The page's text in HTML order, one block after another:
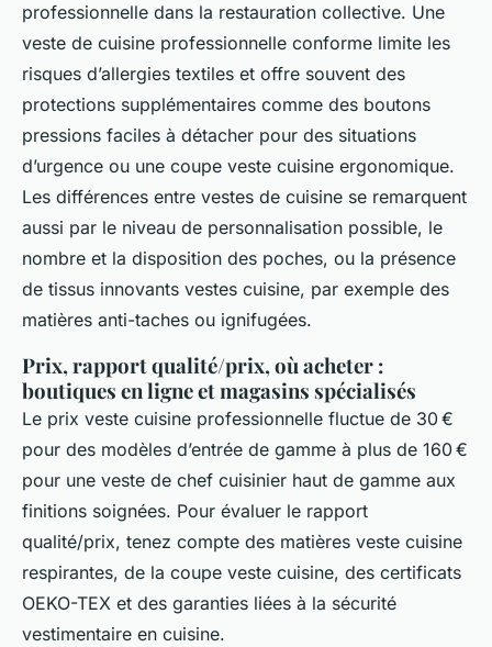
professionnelle dans la restauration collective. Une
veste de cuisine professionnelle conforme limite les
risques d’allergies textiles et offre souvent des
protections supplémentaires comme des boutons
pressions faciles à détacher pour des situations
d’urgence ou une coupe veste cuisine ergonomique.
Les différences entre vestes de cuisine se remarquent
aussi par le niveau de personnalisation possible, le
nombre et la disposition des poches, ou la présence
de tissus innovants vestes cuisine, par exemple des
matières anti-taches ou ignifugées.
Prix, rapport qualité/prix, où acheter :
boutiques en ligne et magasins spécialisés
Le prix veste cuisine professionnelle fluctue de 30 €
pour des modèles d’entrée de gamme à plus de 160 €
pour une veste de chef cuisinier haut de gamme aux
finitions soignées. Pour évaluer le rapport
qualité/prix, tenez compte des matières veste cuisine
respirantes, de la coupe veste cuisine, des certificats
OEKO-TEX et des garanties liées à la sécurité
vestimentaire en cuisine.